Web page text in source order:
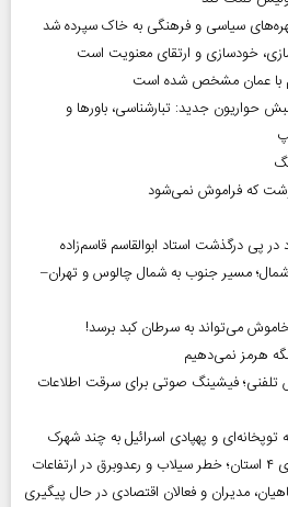
چهره‌های سیاسی و فرهنگی به خاک سپرده شد
خودسازی و ارتقای معنویت است
با عمان مشخص شده است
حواریون جدید: تبارشناسی، باور‌ها و
که فراموش نمی‌شود
پی درگذشت استاد ابوالقاسم قاسم‌زاده
مسیر جنوب به شمال چالوس و تهران–
می‌تواند به سرطان کبد برسد!
هرمز نمی‌دهیم
فیشینگ صوتی برای سرقت اطلاعات
و پهپادی اسرائیل به چند شهرک
مدیران و فعالان اقتصادی در حال پیگیری